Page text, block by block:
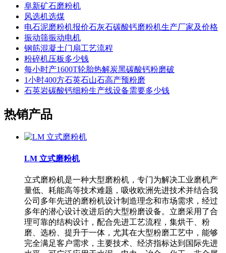
阜新矿石磨粉机
风选机选煤
电石泥磨粉机报价石灰石碳酸钙磨粉机生产厂家及价格
振动筛振动电机
钢筋混凝土门扇工艺流程
粉碎机压板多少钱
每小时产1600T轮胎热解炭黑碳酸钙粉磨破
1小时400方石英石山石高产预粉磨
石英岩碳酸钙细粉生产线设备需要多少钱
热销产品
LM 立式磨粉机
立式磨粉机是一种大型磨粉机，专门为解决工业磨机产
量低、耗能高等技术难题，吸收欧洲先进技术并结合我
公司多年先进的磨粉机设计制造理念和市场需求，经过
多年的潜心设计改进后的大型粉磨设备。立磨采用了合
理可靠的结构设计，配合先进工艺流程，集烘干、粉
磨、选粉、提升于一体，尤其在大型粉磨工艺中，能够
完全满足客户需求，主要技术、经济指标达到国际先进